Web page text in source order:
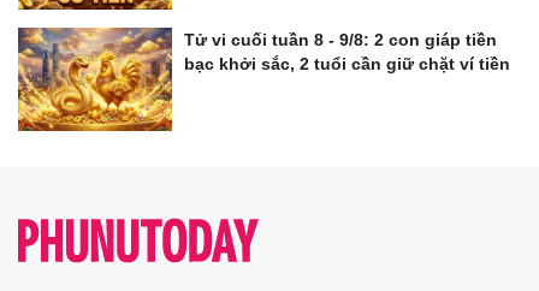
Tử vi cuối tuần 8 - 9/8: 2 con giáp tiền
bạc khởi sắc, 2 tuổi cần giữ chặt ví tiền